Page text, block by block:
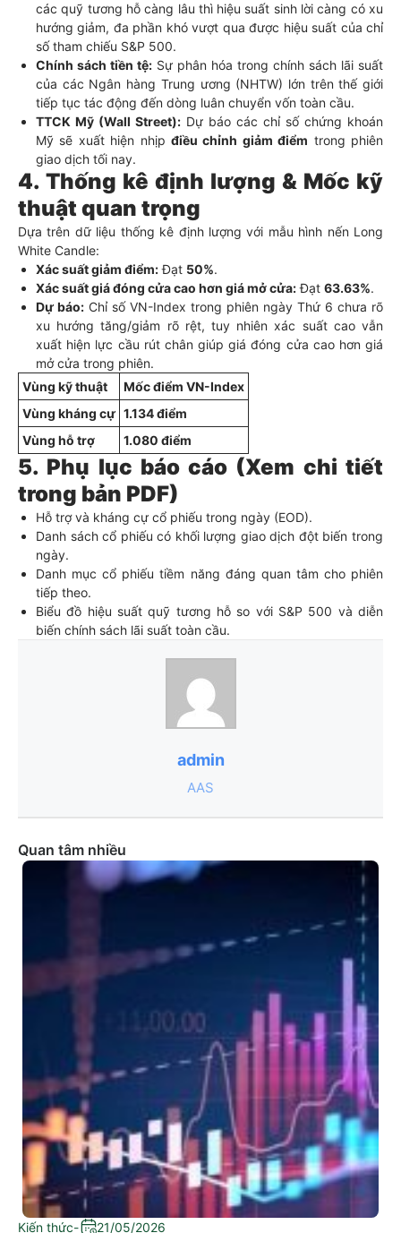
các quỹ tương hỗ càng lâu thì hiệu suất sinh lời càng có xu
hướng giảm, đa phần khó vượt qua được hiệu suất của chỉ
số tham chiếu S&P 500.
Chính sách tiền tệ: Sự phân hóa trong chính sách lãi suất
của các Ngân hàng Trung ương (NHTW) lớn trên thế giới
tiếp tục tác động đến dòng luân chuyển vốn toàn cầu.
TTCK Mỹ (Wall Street): Dự báo các chỉ số chứng khoán
Mỹ sẽ xuất hiện nhịp điều chỉnh giảm điểm trong phiên
giao dịch tối nay.
4. Thống kê định lượng & Mốc kỹ
thuật quan trọng
Dựa trên dữ liệu thống kê định lượng với mẫu hình nến Long
White Candle:
Xác suất giảm điểm:Đạt 50%.
Xác suất giá đóng cửa cao hơn giá mở cửa:Đạt 63.63%.
Dự báo: Chỉ số VN-Index trong phiên ngày Thứ 6 chưa rõ
xu hướng tăng/giảm rõ rệt, tuy nhiên xác suất cao vẫn
xuất hiện lực cầu rút chân giúp giá đóng cửa cao hơn giá
mở cửa trong phiên.
Vùng kỹ thuật
Mốc điểm VN-Index
Vùng kháng cự 1.134 điểm
Vùng hỗ trợ
1.080 điểm
5. Phụ lục báo cáo (Xem chi tiết
trong bản PDF)
Hỗ trợ và kháng cự cổ phiếu trong ngày (EOD).
Danh sách cổ phiếu có khối lượng giao dịch đột biến trong
ngày.
Danh mục cổ phiếu tiềm năng đáng quan tâm cho phiên
tiếp theo.
Biểu đồ hiệu suất quỹ tương hỗ so với S&P 500 và diễn
biến chính sách lãi suất toàn cầu.
admin
AAS
Quan tâm nhiều
Kiến thức- 21/05/2026